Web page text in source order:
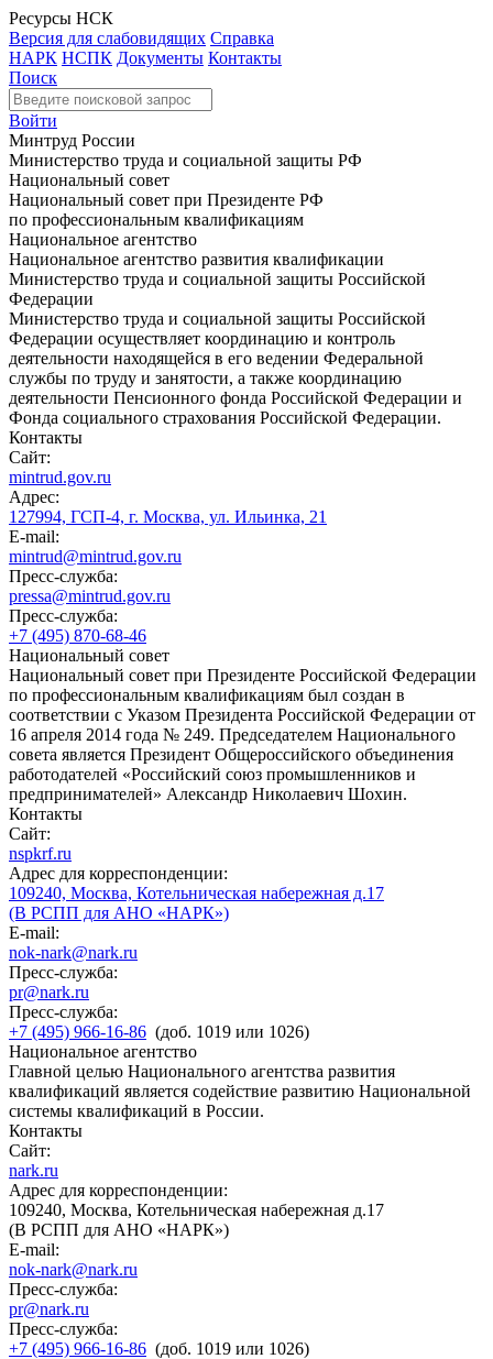
Ресурсы НСК
Версия для слабовидящих Справка
НАРК НСПК Документы Контакты
Поиск
Войти
Минтруд России
Министерство труда и социальной защиты РФ
Национальный совет
Национальный совет при Президенте РФ
по профессиональным квалификациям
Национальное агентство
Национальное агентство развития квалификации
Министерство труда и социальной защиты Российской
Федерации
Министерство труда и социальной защиты Российской
Федерации осуществляет координацию и контроль
деятельности находящейся в его ведении Федеральной
службы по труду и занятости, а также координацию
деятельности Пенсионного фонда Российской Федерации и
Фонда социального страхования Российской Федерации.
Контакты
Сайт:
mintrud.gov.ru
Адрес:
127994, ГСП-4, г. Москва, ул. Ильинка, 21
E-mail:
mintrud@mintrud.gov.ru
Пресс-служба:
pressa@mintrud.gov.ru
Пресс-служба:
+7 (495) 870-68-46
Национальный совет
Национальный совет при Президенте Российской Федерации
по профессиональным квалификациям был создан в
соответствии с Указом Президента Российской Федерации от
16 апреля 2014 года № 249. Председателем Национального
совета является Президент Общероссийского объединения
работодателей «Российский союз промышленников и
предпринимателей» Александр Николаевич Шохин.
Контакты
Сайт:
nspkrf.ru
Адрес для корреспонденции:
109240, Москва, Котельническая набережная д.17
(В РСПП для АНО «НАРК»)
E-mail:
nok-nark@nark.ru
Пресс-служба:
pr@nark.ru
Пресс-служба:
+7 (495) 966-16-86 (доб. 1019 или 1026)
Национальное агентство
Главной целью Национального агентства развития
квалификаций является содействие развитию Национальной
системы квалификаций в России.
Контакты
Сайт:
nark.ru
Адрес для корреспонденции:
109240, Москва, Котельническая набережная д.17
(В РСПП для АНО «НАРК»)
E-mail:
nok-nark@nark.ru
Пресс-служба:
pr@nark.ru
Пресс-служба:
+7 (495) 966-16-86 (доб. 1019 или 1026)